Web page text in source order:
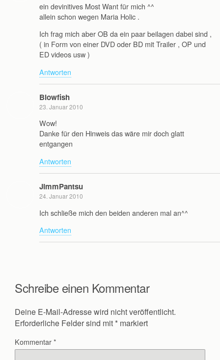
ein devinitives Most Want für mich ^^
allein schon wegen Maria Holic .
Ich frag mich aber OB da ein paar beilagen dabei sind ,
( in Form von einer DVD oder BD mit Trailer , OP und
ED videos usw )
Antworten
Blowfish
23. Januar 2010
Wow!
Danke für den Hinweis das wäre mir doch glatt
entgangen
Antworten
JimmPantsu
24. Januar 2010
Ich schließe mich den beiden anderen mal an^^
Antworten
Schreibe einen Kommentar
Deine E-Mail-Adresse wird nicht veröffentlicht.
Erforderliche Felder sind mit * markiert
Kommentar*